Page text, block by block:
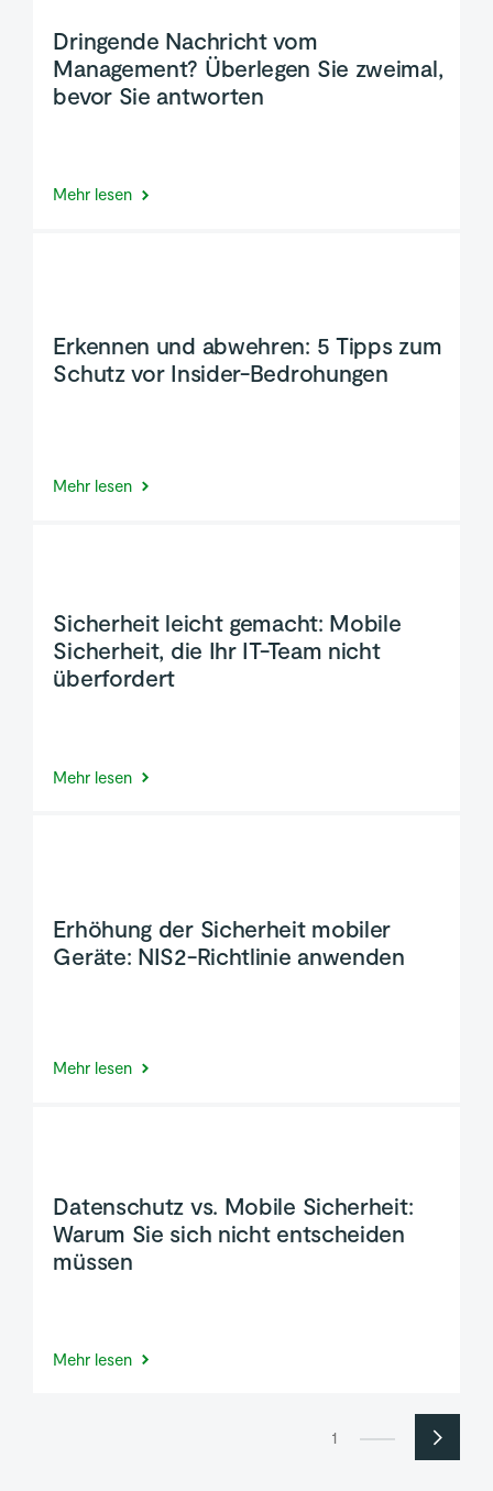
Dringende Nachricht vom
Management? Überlegen Sie zweimal,
bevor Sie antworten
Mehr lesen
Erkennen und abwehren: 5 Tipps zum
Schutz vor Insider-Bedrohungen
Mehr lesen
Sicherheit leicht gemacht: Mobile
Sicherheit, die Ihr IT-Team nicht
überfordert
Mehr lesen
Erhöhung der Sicherheit mobiler
Geräte: NIS2-Richtlinie anwenden
Mehr lesen
Datenschutz vs. Mobile Sicherheit:
Warum Sie sich nicht entscheiden
müssen
Mehr lesen
1